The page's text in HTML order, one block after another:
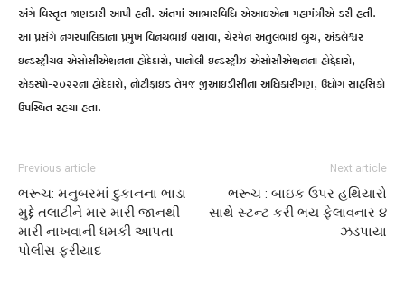
અંગે વિસ્તૃત જાણકારી આપી હતી. અંતમાં આભારવિધિ એઆઇએના મહામંત્રીએ કરી હતી.
આ પ્રસંગે નગરપાલિકાના પ્રમુખ વિનયભાઈ વસાવા, ચેરમેન અતુલભાઈ બુચ, અંકલેશ્વર
ઇન્ડસ્ટ્રીયલ એસોસીએશનના હોદેદારો, પાનોલી ઇન્ડસ્ટ્રીઝ એસોસીએશનના હોદ્દેદારો,
એકસ્પો-૨૦૨૨ના હોદેદારો, નોટીફાઇડ તેમજ જીઆઇડીસીના અધિકારીગણ, ઉધોગ સાહસિકો
ઉપસ્થિત રહયા હતા.
Previous article
ભરૂચ: મનુબરમાં દુકાનના ભાડા
મુદ્દે તલાટીને માર મારી જાનથી
મારી નાખવાની ધમકી આપતા
પોલીસ ફરીયાદ
Next article
ભરૂચ : બાઇક ઉપર હથિયારો
સાથે સ્ટન્ટ કરી ભય ફેલાવનાર ૪
ઝડપાયા